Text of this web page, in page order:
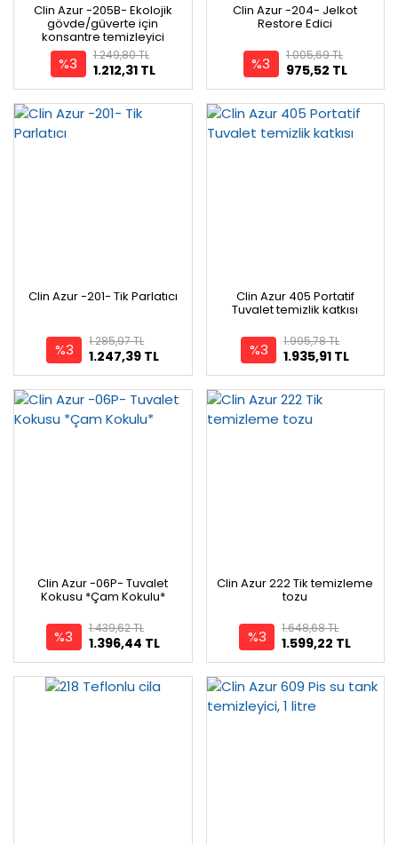
Clin Azur -205B- Ekolojik
gövde/güverte için
konsantre temizleyici
%3 1.212,31 TL
1.249,80 TL
Clin Azur -204- Jelkot
Restore Edici
%3 975,52 TL
1.005,69 TL
Clin Azur -201- Tik Parlatıcı
%3 1.247,39 TL
1.285,97 TL
Clin Azur 405 Portatif
Tuvalet temizlik katkısı
%3 1.935,91 TL
1.995,78 TL
Clin Azur -06P- Tuvalet
Kokusu *Çam Kokulu*
%3 1.396,44 TL
1.439,62 TL
Clin Azur 222 Tik temizleme
tozu
%3 1.599,22 TL
1.648,68 TL